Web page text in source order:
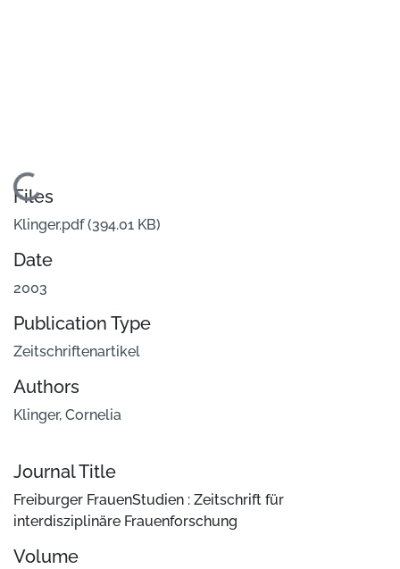
Loading...
Files
Klinger.pdf(394.01 KB)
Date
2003
Publication Type
Zeitschriftenartikel
Authors
Klinger, Cornelia
Journal Title
Freiburger FrauenStudien : Zeitschrift für
interdisziplinäre Frauenforschung
Volume